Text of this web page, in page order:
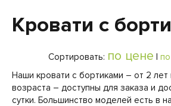
Кровати с
Сортировать: по цене |
Наши кровати с бортиками – от 2
возраста – доступны для заказа и
сутки. Большинство моделей есть в